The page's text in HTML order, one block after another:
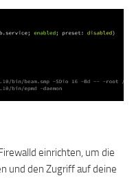
einrichten, um die
und den Zugriff auf deine